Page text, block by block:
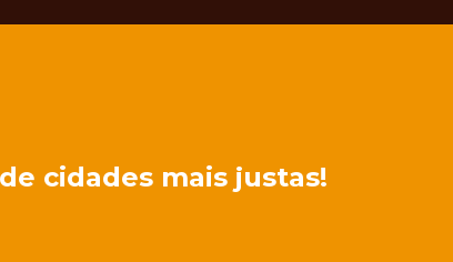
cidades mais justas!